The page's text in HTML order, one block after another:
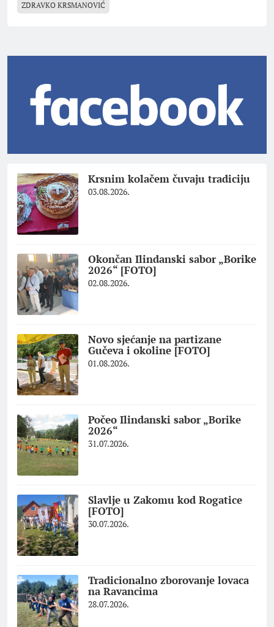
ZDRAVKO KRSMANOVIĆ
Krsnim kolačem čuvaju tradiciju
03.08.2026.
Okončan Ilindanski sabor „Borike
2026“ [FOTO]
02.08.2026.
Novo sjećanje na partizane
Gučeva i okoline [FOTO]
01.08.2026.
Počeo Ilindanski sabor „Borike
2026“
31.07.2026.
Slavlje u Zakomu kod Rogatice
[FOTO]
30.07.2026.
Tradicionalno zborovanje lovaca
na Ravancima
28.07.2026.